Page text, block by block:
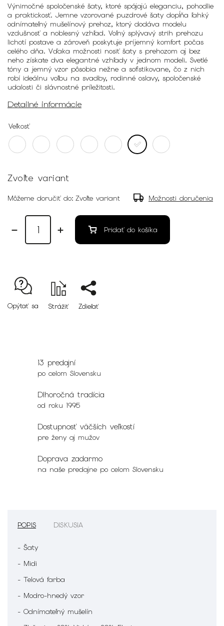
Výnimočné spoločenské šaty, ktoré spájajú eleganciu, pohodlie
a praktickosť. Jemne vzorované puzdrové šaty dopĺňa ľahký
odnímateľný mušelínový prehoz, ktorý dodáva modelu
vzdušnosť a noblesný vzhľad. Voľný splývavý strih prehozu
lichotí postave a zároveň poskytuje príjemný komfort počas
celého dňa. Vďaka možnosti nosiť šaty s prehozom aj bez
neho získate dva elegantné vzhľady v jednom modeli. Svetlé
tóny a jemný vzor pôsobia nežne a sofistikovane, čo z nich
robí ideálnu voľbu na svadby, rodinné oslavy, spoločenské
udalosti či slávnostné príležitosti.
Detailné informácie
Veľkosť
Zvoľte variant
Môžeme doručiť do: Zvoľte variant Možnosti doručenia
Pridať do košíka
Opýtať sa Strážiť Zdieľať
13 predajní
po celom Slovensku
Dlhoročná tradícia
od roku 1995
Dostupnosť väčších veľkostí
pre ženy aj mužov
Doprava zadarmo
na naše predajne po celom Slovensku
POPIS DISKUSIA
- Šaty
- Midi
- Telová farba
- Modro-hnedý vzor
- Odnímateľný mušelín